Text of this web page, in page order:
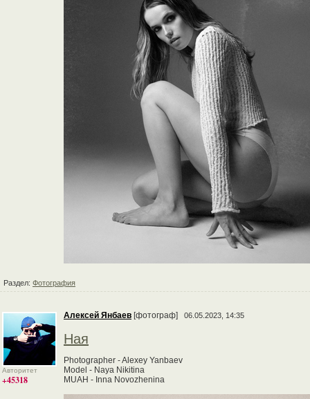
Раздел: Фотография
Авторитет
+45318
Алексей Янбаев [фотограф] 06.05.2023, 14:35
Ная
Photographer - Alexey Yanbaev
Model - Naya Nikitina
MUAH - Inna Novozhenina